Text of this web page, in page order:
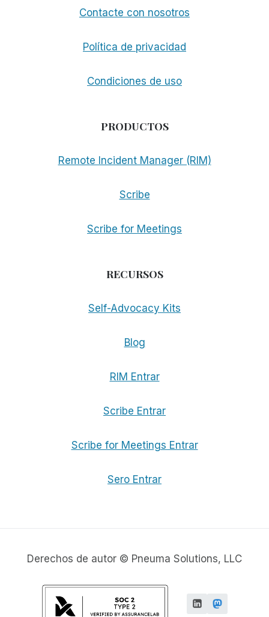
Contacte con nosotros
Política de privacidad
Condiciones de uso
PRODUCTOS
Remote Incident Manager (RIM)
Scribe
Scribe for Meetings
RECURSOS
Self-Advocacy Kits
Blog
RIM Entrar
Scribe Entrar
Scribe for Meetings Entrar
Sero Entrar
Derechos de autor © Pneuma Solutions, LLC